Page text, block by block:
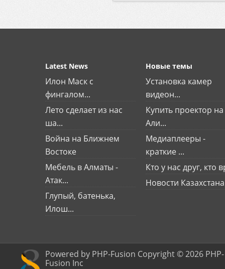
Latest News
Илон Маск с
фингалом...
Лето сделает из нас
ша...
Война на Ближнем
Востоке
Мебель в Алматы -
Атак...
Глупый, батенька,
Илош...
Новые темы
Установка камер
видеон...
Купить проектор на
Али...
Медиаплееры -
краткие ...
Кто у нас друг, кто
Новости Казахстана
Powered by PHP-Fusion Copyright © 2026 PHP-
Fusion Inc